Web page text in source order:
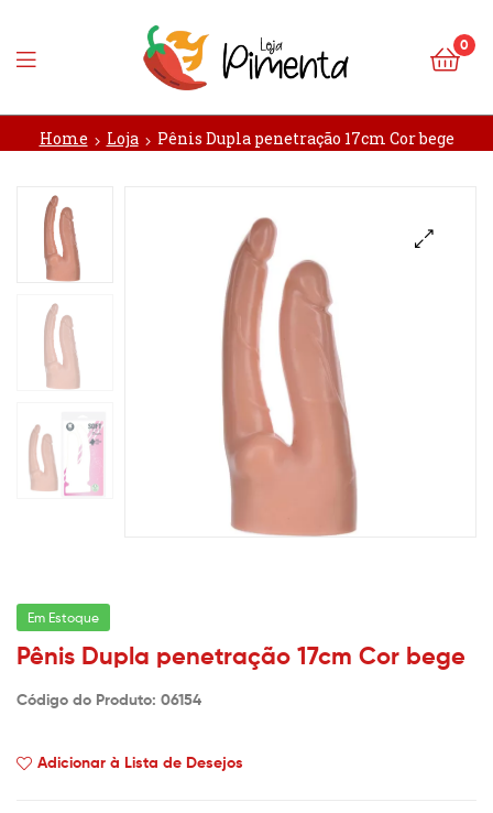
Loja
Pimenta
0
Home Loja Pênis Dupla penetração 17cm Cor bege
Em Estoque
Pênis Dupla penetração 17cm Cor bege
Código do Produto: 06154
Adicionar à Lista de Desejos